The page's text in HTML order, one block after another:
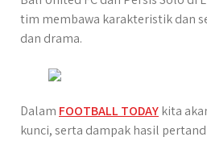
t
s
e
b
s
r
e
p
e
tim membawa karakteristik dan
dan drama.
Dalam FOOTBALL TODAYkita
kunci, serta dampak hasil